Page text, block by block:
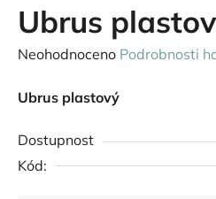
Ubrus
Průměrné
produktu
0,0
z
Neohodnoceno Podrobnosti
Ubrus plastový
Dostupnost
Kód: